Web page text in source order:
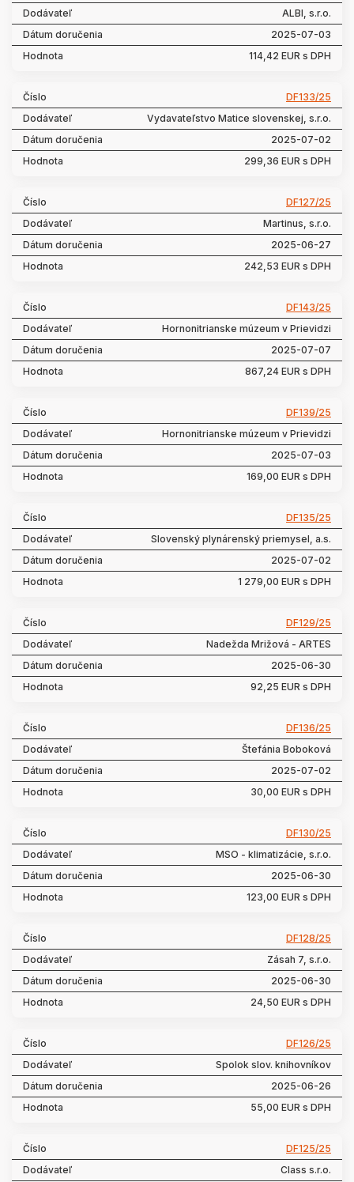
ALBI, s.r.o.
2025-07-03
114,42 EUR s DPH
DF133/25
Vydavateľstvo Matice slovenskej, s.r.o.
2025-07-02
299,36 EUR s DPH
DF127/25
Martinus, s.r.o.
2025-06-27
242,53 EUR s DPH
DF143/25
Hornonitrianske múzeum v Prievidzi
2025-07-07
867,24 EUR s DPH
DF139/25
Hornonitrianske múzeum v Prievidzi
2025-07-03
169,00 EUR s DPH
DF135/25
Slovenský plynárenský priemysel, a.s.
2025-07-02
1 279,00 EUR s DPH
DF129/25
Nadežda Mrižová - ARTES
2025-06-30
92,25 EUR s DPH
DF136/25
Štefánia Boboková
2025-07-02
30,00 EUR s DPH
DF130/25
MSO - klimatizácie, s.r.o.
2025-06-30
123,00 EUR s DPH
DF128/25
Zásah 7, s.r.o.
2025-06-30
24,50 EUR s DPH
DF126/25
Spolok slov. knihovníkov
2025-06-26
55,00 EUR s DPH
DF125/25
Class s.r.o.